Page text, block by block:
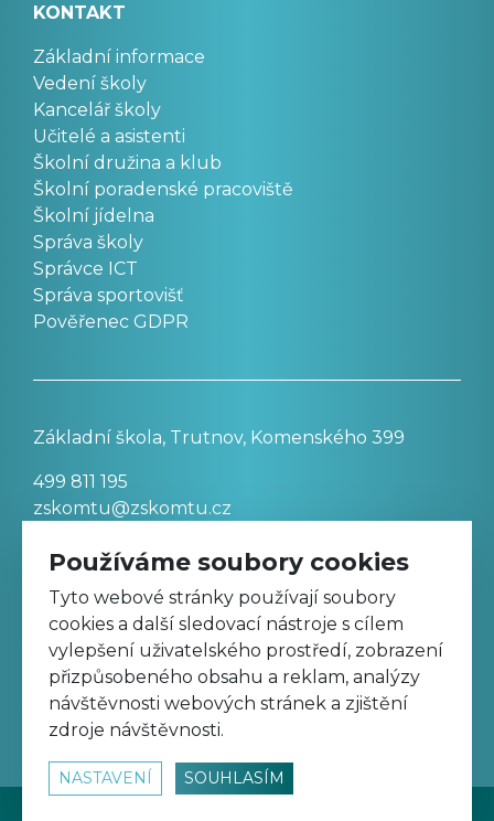
KONTAKT
Základní informace
Vedení školy
Kancelář školy
Učitelé a asistenti
Školní družina a klub
Školní poradenské pracoviště
Školní jídelna
Správa školy
Správce ICT
Správa sportovišť
Pověřenec GDPR
Základní škola, Trutnov, Komenského 399
499 811 195
zskomtu@zskomtu.cz
Prohlášení o přístupnosti stránek
Nastavení cookies
Sledujte nás na Facebooku
Používáme soubory cookies
Tyto webové stránky používají soubory
cookies a další sledovací nástroje s cílem
vylepšení uživatelského prostředí, zobrazení
přizpůsobeného obsahu a reklam, analýzy
návštěvnosti webových stránek a zjištění
zdroje návštěvnosti.
NASTAVENÍ SOUHLASÍM